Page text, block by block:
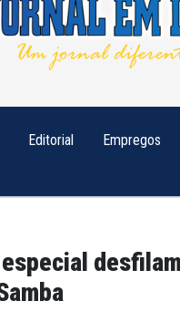
Editorial Empregos